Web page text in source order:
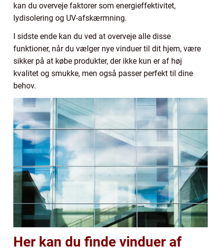
kan du overveje faktorer som energieffektivitet,
lydisolering og UV-afskærmning.
I sidste ende kan du ved at overveje alle disse
funktioner, når du vælger nye vinduer til dit hjem, være
sikker på at købe produkter, der ikke kun er af høj
kvalitet og smukke, men også passer perfekt til dine
behov.
Her kan du finde vinduer af